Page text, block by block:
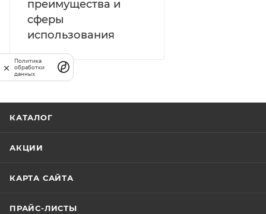
преимущества и
сферы
использования
КАТАЛОГ
АКЦИИ
КАРТА САЙТА
ПРАЙС-ЛИСТЫ
Политика
обработки
данных